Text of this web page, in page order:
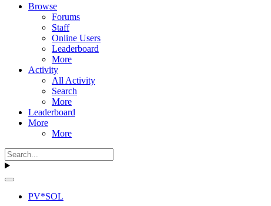
Browse
Forums
Staff
Online Users
Leaderboard
More
Activity
All Activity
Search
More
Leaderboard
More
More
PV*SOL